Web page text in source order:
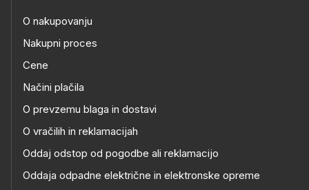
O nakupovanju
Nakupni proces
Cene
Načini plačila
O prevzemu blaga in dostavi
O vračilih in reklamacijah
Oddaj odstop od pogodbe ali reklamacijo
Oddaja odpadne električne in elektronske opreme